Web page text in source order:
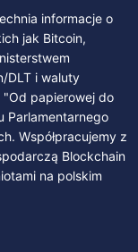
informacje o
jak Bitcoin,
DLT i waluty
"Od papierowej do
Parlamentarnego
Współpracujemy z
Blockchain
na polskim